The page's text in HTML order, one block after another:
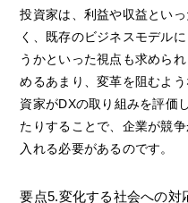
投資家は、利益や収益とい
く、既存のビジネスモデル
うかといった視点も求めら
めるあまり、変革を阻むよ
資家がDXの取り組みを評価
たりすることで、企業が競
入れる必要があるのです。
要点5.変化する社会への対